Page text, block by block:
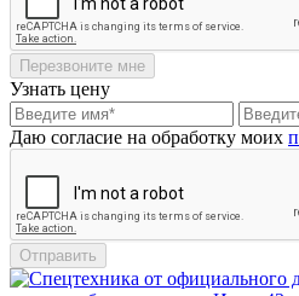
Перезвоните мне
Узнать цену
Даю согласие на обработку моих
Отправить